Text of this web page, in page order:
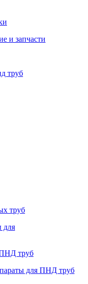
и запчасти
труб
труб
для
труб
для ПНД труб